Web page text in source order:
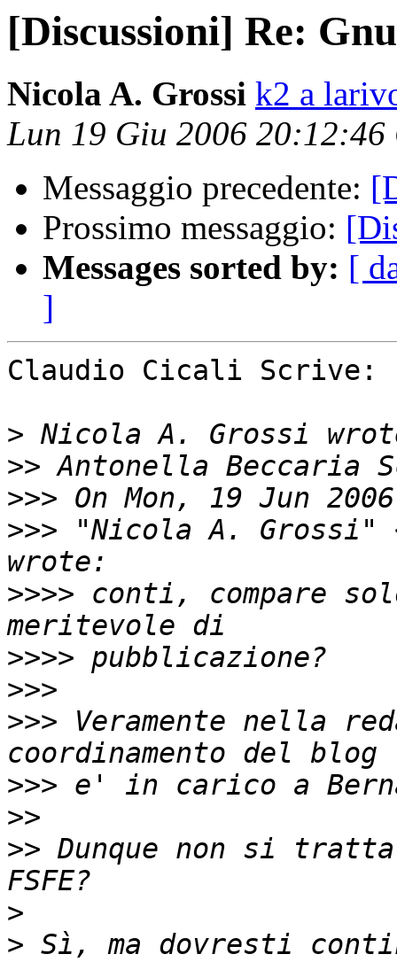
[Discussioni] Re:
Nicola A. Grossi k2 a
Lun 19 Giu 2006 20:12:46
Messaggio precedente:
Prossimo messaggio:
Messages sorted by: [
]
Claudio Cicali Scrive:
>
>>
>>>
>>> "Nicola A. Grossi"
>>>> conti, compare
>>>>
>>>
>>> Veramente nella
>>>
>>
>> Dunque non si
>
> Sì, ma dovresti